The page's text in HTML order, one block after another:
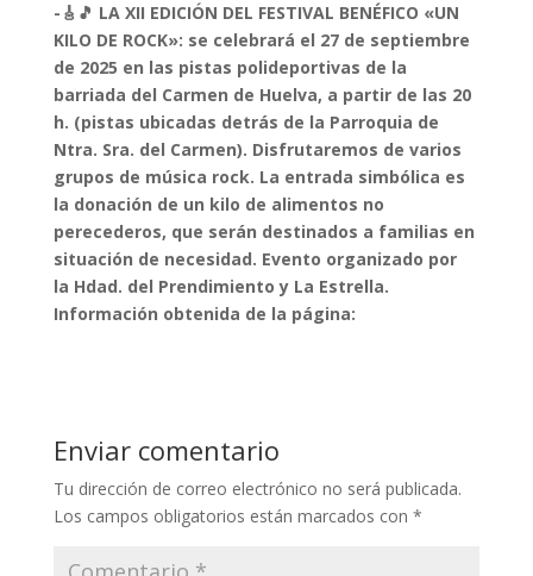
-🎸🎵 LA XII EDICIÓN DEL FESTIVAL BENÉFICO «UN
KILO DE ROCK»: se celebrará el 27 de septiembre
de 2025 en las pistas polideportivas de la
barriada del Carmen de Huelva, a partir de las 20
h. (pistas ubicadas detrás de la Parroquia de
Ntra. Sra. del Carmen). Disfrutaremos de varios
grupos de música rock. La entrada simbólica es
la donación de un kilo de alimentos no
perecederos, que serán destinados a familias en
situación de necesidad. Evento organizado por
la Hdad. del Prendimiento y La Estrella.
Información obtenida de la página:
Enviar comentario
Tu dirección de correo electrónico no será publicada.
Los campos obligatorios están marcados con *